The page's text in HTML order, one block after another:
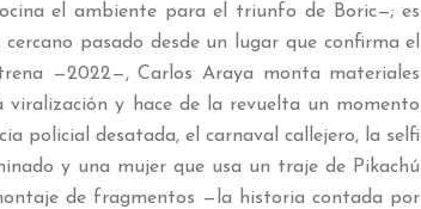
el ambiente para el triunfo de Boric—; es
pasado desde un lugar que confirma el
—2022—, Carlos Araya monta materiales
y hace de la revuelta un momento
policial desatada, el carnaval callejero, la selfi
y una mujer que usa un traje de Pikachú
de fragmentos —la historia contada por